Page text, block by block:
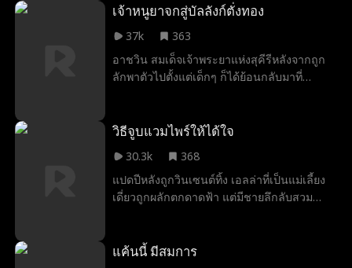
ลูกสาวตัวปลอม เอลลี่ต้องทนรับการทรมาน
ตัวออกมา ทั้งที่หัวใจพังยับเยิน แต่คนรอบข้าง
กลับยังมองว่าเธอเป็นเด็กเอาแต่ใจ จนกระทั่ง
วันที่พ่อของเธอตีเธอ และขาเทียมของเธอหลุด
เจ้าหนูยาจกสู่บัลลังก์ตั่งทอง
37k
363
อาชวิน สมเด็จเจ้าพระยาแห่งสุคีรีหลังจากถูก
ลักพาตัวไปตั้งแต่เด็กๆ ก็ได้ย้อนกลับมาที่
ที่เขาไม่ทันได้คาดคิดก็คือครอบครัวเขากลับ
นที่ปกปิดตัวตนไว้เป็นความลับจะสามารถแก้
แค้นพวกเขาได้หรือไม่นะ?
วิธีจูบแวมไพร์ให้ได้ใจ
30.3k
368
แปดปีหลังถูกวินเซนต์ทิ้ง เอลล่าที่เป็นแม่เลี้ยง
เดี่ยวถูกผลักตกดาดฟ้า แต่มีชายลึกลับสวม
ศัตรูกำลังหมายหัวเธอ และสั่งให้เธอย้ายมาอยู่
แค้นนี้ มีสมการ